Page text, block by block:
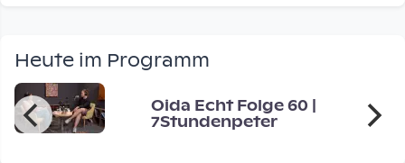
Heute im Programm
Oida Echt Folge 60 |
7Stundenpeter